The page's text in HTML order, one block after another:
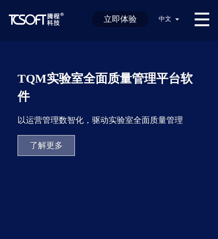
立即体验 中文
了解更多
TQM实验室全面质量管理平台软
件
以运营管理数智化，驱动实验室全面质量管理
了解更多